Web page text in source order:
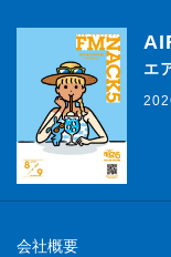
エ
会社概要